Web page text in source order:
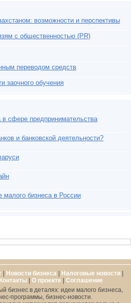
возможности и перспективы
с общественностью (PR)
переводом средств
заочного обучения
в сфере предпринимательства
и банковской деятельности?
малого бизнеса в России
| Новости бизнеса | Налоговые новости|
Контакты| О проекте | Cоглашение
бизнес в деталях: идеи малого бизнеса,
программы, бизнес-новости.